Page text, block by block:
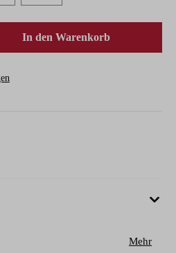
den gewünschten Wert
In den Warenkorb
Mehr